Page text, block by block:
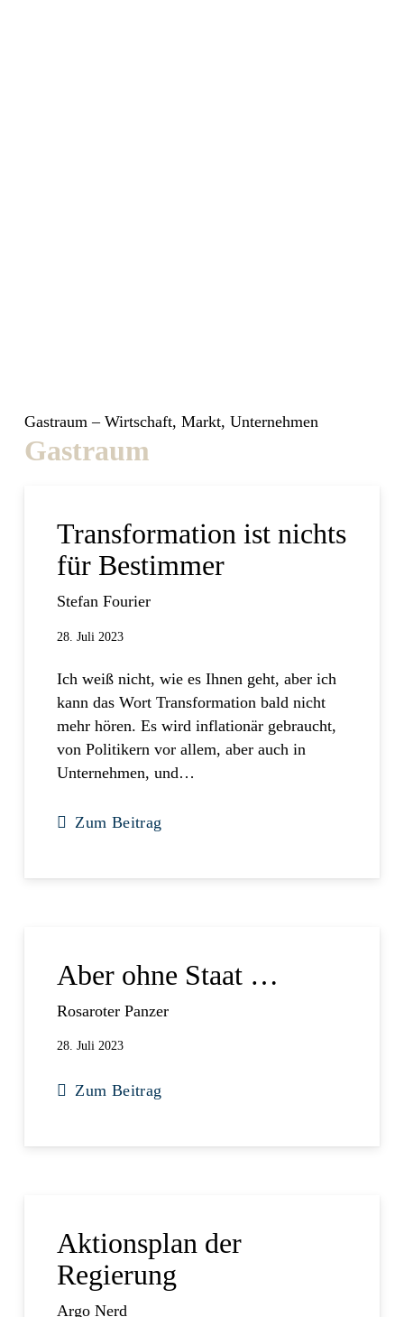
Gastraum – Wirtschaft, Markt, Unternehmen
Gastraum
Transformation ist nichts
für Bestimmer
Stefan Fourier
28. Juli 2023
Ich weiß nicht, wie es Ihnen geht, aber ich
kann das Wort Transformation bald nicht
mehr hören. Es wird inflationär gebraucht,
von Politikern vor allem, aber auch in
Unternehmen, und…
Zum Beitrag
Aber ohne Staat …
Rosaroter Panzer
28. Juli 2023
Zum Beitrag
Aktionsplan der
Regierung
Argo Nerd